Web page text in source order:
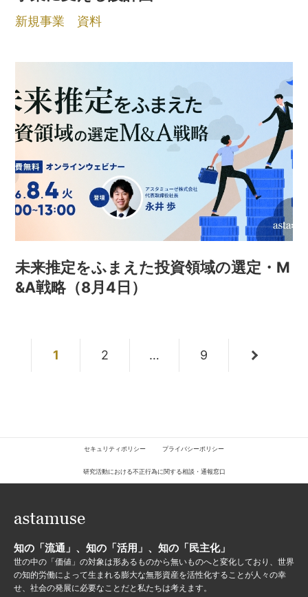
新規事業 資料
未来推定をふまえた投資領域の選定・M
&A戦略（8月4日）
1 2 … 9
セキュリティポリシー プライバシーポリシー
研究活動における不正行為に関する相談・通報窓口
知の「流通」、知の「活用」、知の「民主化」
世の中の「価値」の対象は形あるものから無いものへと変化しており、世界
の知的労働によって生まれる膨大な無形資産を活性化することが人々の幸
せ、社会の発展に必要なことだと私たちは考えます。